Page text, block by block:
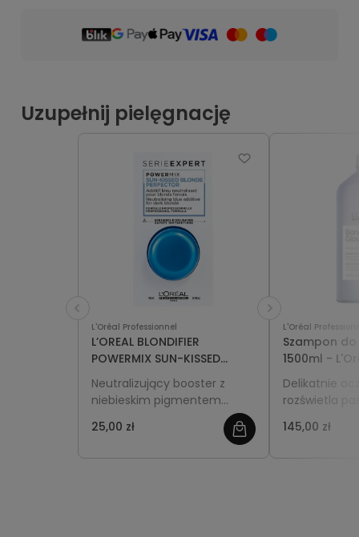
Uzupełnij pielęgnację
L'Oréal Professionnel
L’OREAL BLONDIFIER
POWERMIX SUN-KISSED
PERFECTOR 15ml
Neutralizujący booster z
niebieskim pigmentem
przeznaczony do ciemnych
odcieni blond.
25,00 zł
L'Oréal
Szampon
1500ml -
Gloss
Delikatnie
rozświetla
im gładkość
145,00 zł